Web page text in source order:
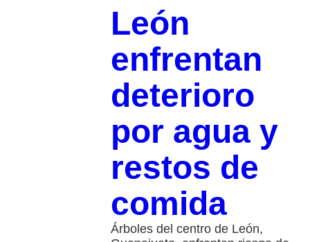
León
enfrentan
deterioro
por agua y
restos de
comida
Árboles del centro de León,